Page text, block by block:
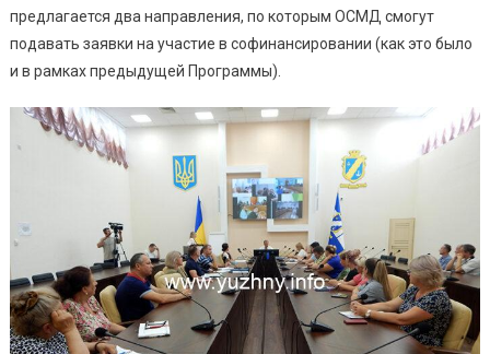
предлагается два направления, по которым ОСМД смогут
подавать заявки на участие в софинансировании (как это было
и в рамках предыдущей Программы).